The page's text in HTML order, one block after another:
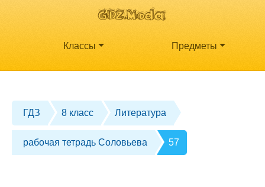
Классы Предметы
ГДЗ 8 класс Литература
рабочая тетрадь Соловьева 57